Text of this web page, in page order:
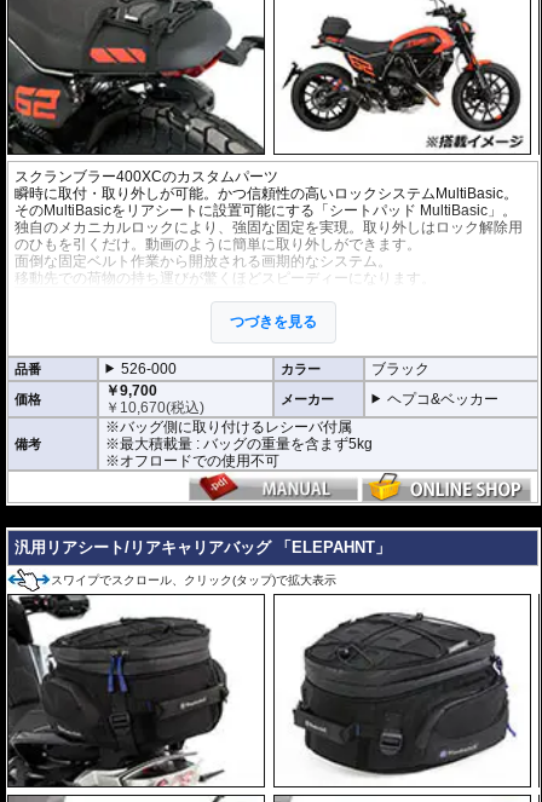
スクランブラー400XCのカスタムパーツ
瞬時に取付・取り外しが可能。かつ信頼性の高いロックシステムMultiBasic。
そのMultiBasicをリアシートに設置可能にする「シートパッド MultiBasic」。
独自のメカニカルロックにより、強固な固定を実現。取り外しはロック解除用
のひもを引くだけ。動画のように簡単に取り外しができます。
面倒な固定ベルト作業から開放される画期的なシステム。
移動先での荷物の持ち運びが驚くほどスピーディーになります。
0」 などの
が取り付け可能。豊富なラインナップで、
様々なユースケースに応えます。
また、別売のタンクリングMultiBasicを併
用すれば、リアバッグをタンクバッグ兼用
バッグとして使用も可能。
つづきを見る
品番 526-000 カラー ブラック
価格
￥9,700
￥ 10,670(税込) メーカー ヘプコ&ベッカー
備考
※バッグ側に取り付けるレシーバ付属
※最大積載量 : バッグの重量を含まず5kg
※オフロードでの使用不可
汎用リアシート/リアキャリアバッグ 「ELEPAHNT」
スワイプでスクロール、クリック(タップ)で拡大表示